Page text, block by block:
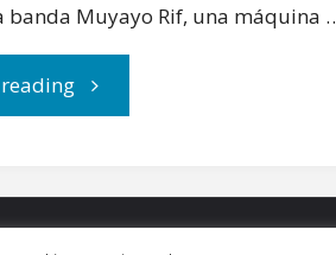
banda Muyayo Rif, una máquina
"Zurita
cómo